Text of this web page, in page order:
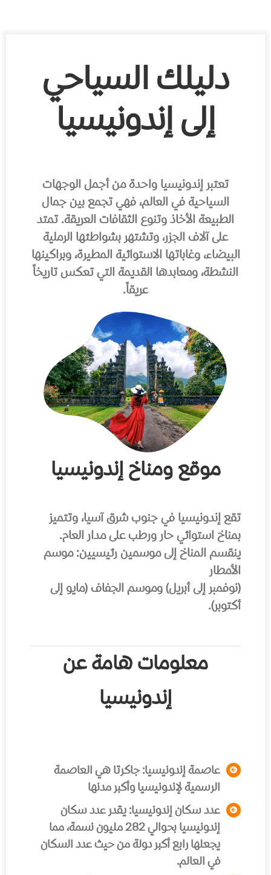
دليلك السياحي
إلى إندونيسيا
تعتبر إندونيسيا واحدة من أجمل الوجهات
السياحية في العالم، فهي تجمع بين جمال
الطبيعة الأخاذ وتنوع الثقافات العريقة. تمتد
على آلاف الجزر، وتشتهر بشواطئها الرملية
البيضاء، وغاباتها الاستوائية المطيرة، وبراكينها
النشطة، ومعابدها القديمة التي تعكس تاريخاً
عريقاً.
موقع ومناخ إندونيسيا
تقع إندونيسيا في جنوب شرق آسيا، وتتميز
بمناخ استوائي حار ورطب على مدار العام.
ينقسم المناخ إلى موسمين رئيسيين: موسم
الأمطار
(نوفمبر إلى أبريل) وموسم الجفاف (مايو إلى
أكتوبر).
معلومات هامة عن
إندونيسيا
عاصمة إندونيسيا:جاكرتا هي العاصمة
الرسمية لإندونيسيا وأكبر مدنها
عدد سكان إندونيسيا:يقدر عدد سكان
إندونيسيا بحوالي 282 مليون نسمة، مما
يجعلها رابع أكبر دولة من حيث عدد السكان
في العالم.